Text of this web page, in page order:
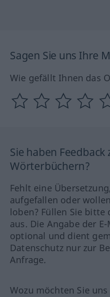
Sagen Sie uns Ihre
Wie gefällt Ihnen das
Sie haben
Wörterbüchern?
Fehlt eine
aufgefallen oder
loben? Füllen Sie bitte
aus. Die Angabe der
optional und dient
Datenschutz nur zur
Anfrage.
Wozu möchten Sie